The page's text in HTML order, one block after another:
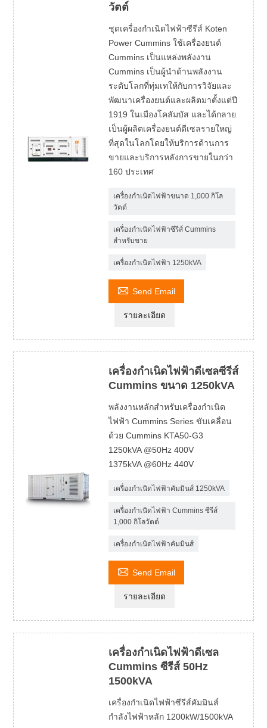
วัตต์
ชุดเครื่องกำเนิดไฟฟ้าซีรีส์ Koten
Power Cummins ใช้เครื่องยนต์
Cummins เป็นแหล่งพลังงาน
Cummins เป็นผู้นำด้านพลังงาน
ระดับโลกที่ทุ่มเทให้กับการวิจัยและ
พัฒนาเครื่องยนต์และผลิตมาตั้งแต่ปี
1919 ในเมืองโคลัมบัส และได้กลาย
เป็นผู้ผลิตเครื่องยนต์ดีเซลรายใหญ่
ที่สุดในโลกโดยให้บริการด้านการ
ขายและบริการหลังการขายในกว่า
160 ประเทศ
เครื่องกำเนิดไฟฟ้าขนาด 1,000 กิโล
วัตต์
เครื่องกำเนิดไฟฟ้าซีรีส์ Cummins
สำหรับขาย
เครื่องกำเนิดไฟฟ้า 1250kVA
 Send Email
รายละเอียด
เครื่องกำเนิดไฟฟ้าดีเซลซีรีส์
Cummins ขนาด 1250kVA
พลังงานหลักสำหรับเครื่องกำเนิด
ไฟฟ้า Cummins Series ขับเคลื่อน
ด้วย Cummins KTA50-G3
1250kVA @50Hz 400V
1375kVA @60Hz 440V
เครื่องกำเนิดไฟฟ้าคัมมินส์ 1250kVA
เครื่องกำเนิดไฟฟ้า Cummins ซีรีส์
1,000 กิโลวัตต์
เครื่องกำเนิดไฟฟ้าคัมมินส์
 Send Email
รายละเอียด
เครื่องกำเนิดไฟฟ้าดีเซล
Cummins ซีรีส์ 50Hz
1500kVA
เครื่องกำเนิดไฟฟ้าซีรีส์คัมมินส์
กำลังไฟฟ้าหลัก 1200kW/1500kVA